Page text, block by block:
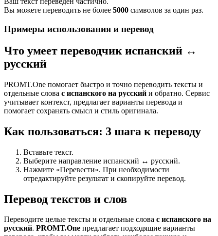
Вы можете переводить не более 5000 символов за один раз.
Примеры использования и перевод
Что умеет переводчик испанский ↔
русский
PROMT.One помогает быстро и точно переводить тексты и
отдельные слова с испанского на русский и обратно. Сервис
учитывает контекст, предлагает варианты перевода и
помогает сохранять смысл и стиль оригинала.
Как пользоваться: 3 шага к переводу
Вставьте текст.
Выберите направление испанский ↔ русский.
Нажмите «Перевести». При необходимости
отредактируйте результат и скопируйте перевод.
Перевод текстов и слов
Переводите целые тексты и отдельные слова с испанского на
русский. PROMT.One предлагает подходящие варианты